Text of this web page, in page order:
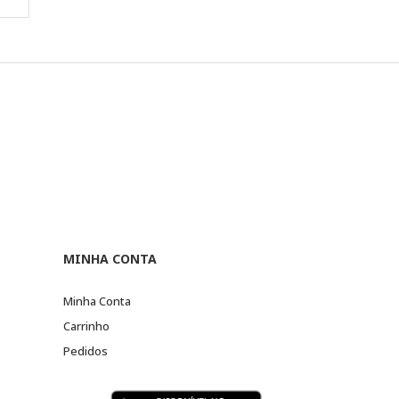
MINHA CONTA
Minha Conta
Carrinho
Pedidos